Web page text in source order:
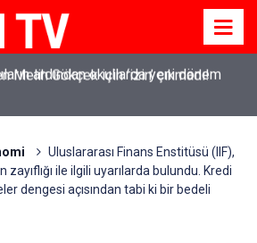
ardından okullarda yeni dönem
Uluslararası Finans Enstitüsü (IIF),
zayıflığı ile ilgili uyarılarda bulundu. Kredi
dengesi açısından tabi ki bir bedeli